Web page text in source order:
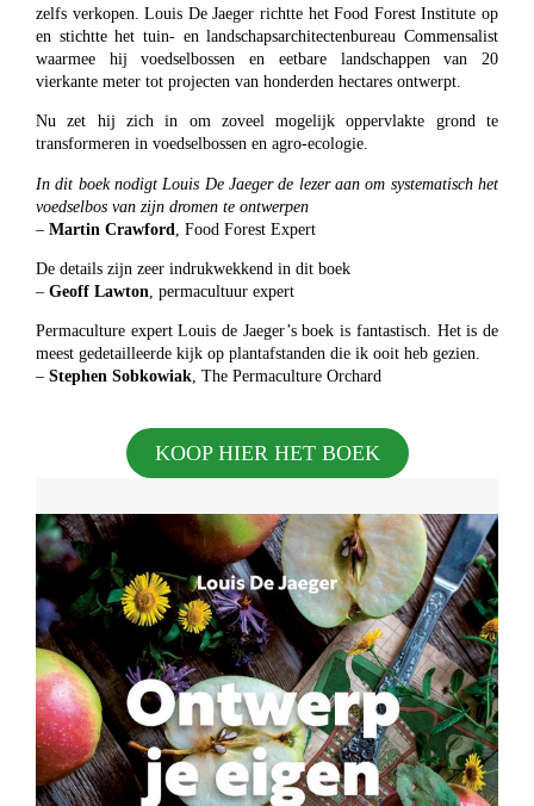
zelfs verkopen. Louis De Jaeger richtte het Food Forest Institute op
en stichtte het tuin- en landschapsarchitectenbureau Commensalist
waarmee hij voedselbossen en eetbare landschappen van 20
vierkante meter tot projecten van honderden hectares ontwerpt.
Nu zet hij zich in om zoveel mogelijk oppervlakte grond te
transformeren in voedselbossen en agro-ecologie.
In dit boek nodigt Louis De Jaeger de lezer aan om systematisch het
voedselbos van zijn dromen te ontwerpen
– Martin Crawford , Food Forest Expert
De details zijn zeer indrukwekkend in dit boek
– Geoff Lawton, permacultuur expert
Permaculture expert Louis de Jaeger’s boek is fantastisch. Het is de
meest gedetailleerde kijk op plantafstanden die ik ooit heb gezien.
– Stephen Sobkowiak, The Permaculture Orchard
KOOP HIER HET BOEK